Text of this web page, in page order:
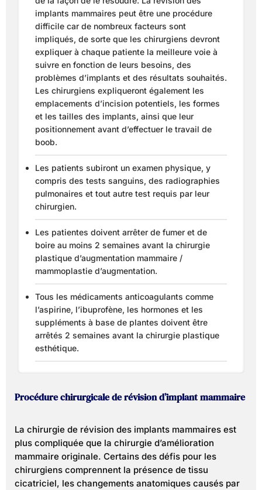
implants mammaires peut être une procédure
difficile car de nombreux facteurs sont
impliqués, de sorte que les chirurgiens devront
expliquer à chaque patiente la meilleure voie à
suivre en fonction de leurs besoins, des
problèmes d’implants et des résultats souhaités.
Les chirurgiens expliqueront également les
emplacements d’incision potentiels, les formes
et les tailles des implants, ainsi que leur
positionnement avant d’effectuer le travail de
boob.
Les patients subiront un examen physique, y
compris des tests sanguins, des radiographies
pulmonaires et tout autre test requis par leur
chirurgien.
Les patientes doivent arrêter de fumer et de
boire au moins 2 semaines avant la chirurgie
plastique d’augmentation mammaire /
mammoplastie d’augmentation.
Tous les médicaments anticoagulants comme
l’aspirine, l’ibuprofène, les hormones et les
suppléments à base de plantes doivent être
arrêtés 2 semaines avant la chirurgie plastique
esthétique.
Procédure chirurgicale de révision d’implant mammaire
La chirurgie de révision des implants mammaires est
plus compliquée que la chirurgie d’amélioration
mammaire originale. Certains des défis pour les
chirurgiens comprennent la présence de tissu
cicatriciel, les changements anatomiques causés par